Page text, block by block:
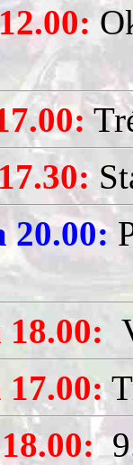
20.00:
18.00:
17.00:
9.